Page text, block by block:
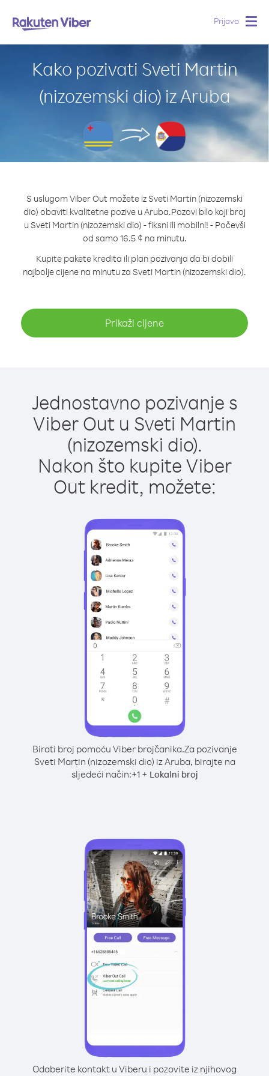
Prijava
Kako pozivati Sveti Martin
(nizozemski dio) iz Aruba
S uslugom Viber Out možete iz Sveti Martin (nizozemski
dio) obaviti kvalitetne pozive u Aruba.Pozovi bilo koji broj
u Sveti Martin (nizozemski dio) - fiksni ili mobilni! - Počevši
od samo 16.5 ¢ na minutu.
Kupite pakete kredita ili plan pozivanja da bi dobili
najbolje cijene na minutu za Sveti Martin (nizozemski dio).
Prikaži cijene
Jednostavno pozivanje s
Viber Out u Sveti Martin
(nizozemski dio).
Nakon što kupite Viber
Out kredit, možete:
Birati broj pomoću Viber brojčanika.Za pozivanje
Sveti Martin (nizozemski dio) iz Aruba, birajte na
sljedeći način:+1+ Lokalni broj
Odaberite kontakt u Viberu i pozovite iz njihovog